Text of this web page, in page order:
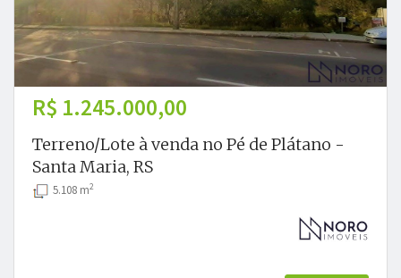
R$ 1.245.000,00
Terreno/Lote à venda no Pé de Plátano -
Santa Maria, RS
5.108 m2